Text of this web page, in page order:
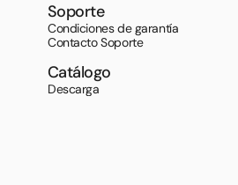
Soporte
Condiciones de garantía
Contacto Soporte
Catálogo
Descarga